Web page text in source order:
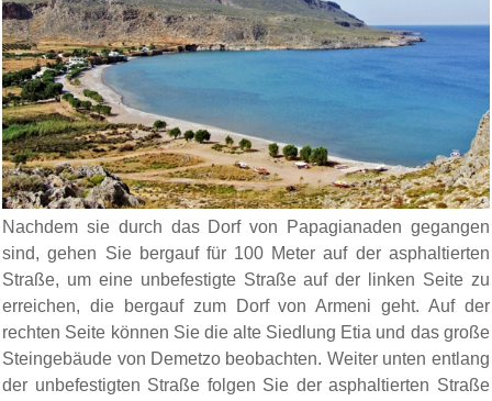
Nachdem sie durch das Dorf von Papagianaden gegangen
sind, gehen Sie bergauf für 100 Meter auf der asphaltierten
Straße, um eine unbefestigte Straße auf der linken Seite zu
erreichen, die bergauf zum Dorf von Armeni geht. Auf der
rechten Seite können Sie die alte Siedlung Etia und das große
Steingebäude von Demetzo beobachten. Weiter unten entlang
der unbefestigten Straße folgen Sie der asphaltierten Straße